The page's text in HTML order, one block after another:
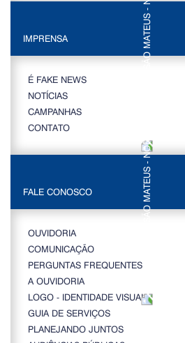
IMPRENSA
É FAKE NEWS
NOTÍCIAS
CAMPANHAS
CONTATO
FALE CONOSCO
OUVIDORIA
COMUNICAÇÃO
PERGUNTAS FREQUENTES
A OUVIDORIA
LOGO - IDENTIDADE VISUAL
GUIA DE SERVIÇOS
PLANEJANDO JUNTOS